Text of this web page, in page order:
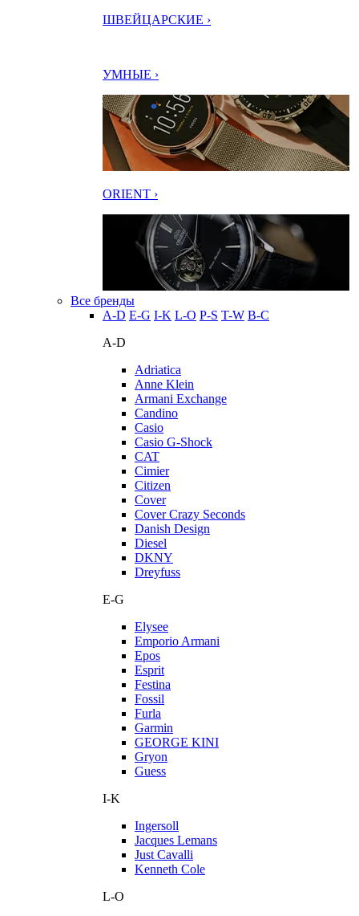
ШВЕЙЦАРСКИЕ ›
УМНЫЕ ›
ORIENT ›
Все бренды
A-D E-G I-K L-O P-S T-W В-С
A-D
Adriatica
Anne Klein
Armani Exchange
Candino
Casio
Casio G-Shock
CAT
Cimier
Citizen
Cover
Cover Crazy Seconds
Danish Design
Diesel
DKNY
Dreyfuss
E-G
Elysee
Emporio Armani
Epos
Esprit
Festina
Fossil
Furla
Garmin
GEORGE KINI
Gryon
Guess
I-K
Ingersoll
Jacques Lemans
Just Cavalli
Kenneth Cole
L-O